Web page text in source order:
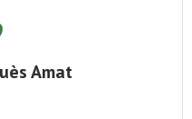
Amat